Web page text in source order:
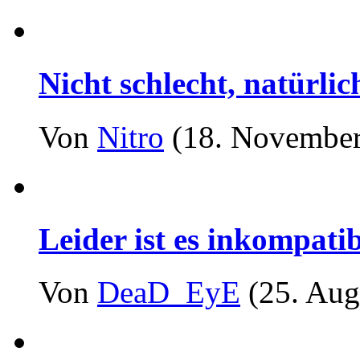
Nicht schlecht,
Von Nitro (18.
Leider ist es
Von DeaD_EyE (25.